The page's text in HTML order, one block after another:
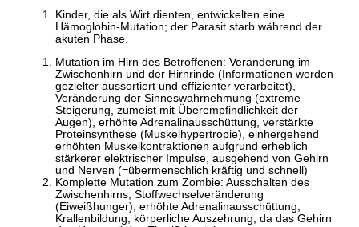
Kinder, die als Wirt dienten, entwickelten eine
Hämoglobin-Mutation; der Parasit starb während der
akuten Phase.
Mutation im Hirn des Betroffenen: Veränderung im
Zwischenhirn und der Hirnrinde (Informationen werden
gezielter aussortiert und effizienter verarbeitet),
Veränderung der Sinneswahrnehmung (extreme
Steigerung, zumeist mit Überempfindlichkeit der
Augen), erhöhte Adrenalinausschüttung, verstärkte
Proteinsynthese (Muskelhypertropie), einhergehend
erhöhten Muskelkontraktionen aufgrund erheblich
stärkerer elektrischer Impulse, ausgehend von Gehirn
und Nerven (=übermenschlich kräftig und schnell)
Komplette Mutation zum Zombie: Ausschalten des
Zwischenhirns, Stoffwechselveränderung
(Eiweißhunger), erhöhte Adrenalinausschüttung,
Krallenbildung, körperliche Auszehrung, da das Gehirn